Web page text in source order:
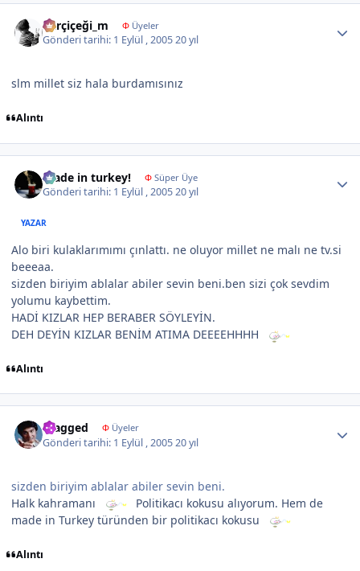
karçiçeği_m ΦÜyeler
Gönderi tarihi: 1 Eylül , 200520 yıl
slm millet siz hala burdamısınız
Alıntı
made in turkey! ΦSüper Üye
Gönderi tarihi: 1 Eylül , 200520 yıl
YAZAR
Alo biri kulaklarımımı çınlattı. ne oluyor millet ne malı ne tv.si
beeeaa.
sizden biriyim ablalar abiler sevin beni.ben sizi çok sevdim
yolumu kaybettim.
HADİ KIZLAR HEP BERABER SÖYLEYİN.
DEH DEYİN KIZLAR BENİM ATIMA DEEEEHHHH
Alıntı
Fragged ΦÜyeler
Gönderi tarihi: 1 Eylül , 200520 yıl
sizden biriyim ablalar abiler sevin beni.
Halk kahramanı
Politikacı kokusu alıyorum. Hem de
made in Turkey türünden bir politikacı kokusu
Alıntı